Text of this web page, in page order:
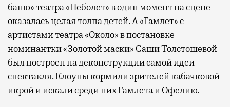
баню» театра «Неболет» в один момент на сцене
оказалась целая толпа детей. А «Гамлет» с
артистами театра «Около» в постановке
номинантки «Золотой маски» Саши Толстошевой
был построен на деконструкции самой идеи
спектакля. Клоуны кормили зрителей кабачковой
икрой и искали среди них Гамлета и Офелию.